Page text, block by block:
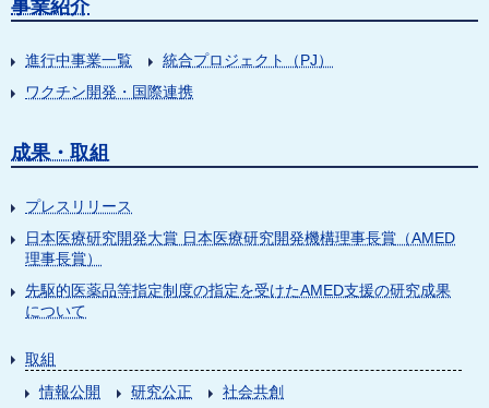
事業紹介
進行中事業一覧
統合プロジェクト（PJ）
ワクチン開発・国際連携
成果・取組
プレスリリース
日本医療研究開発大賞 日本医療研究開発機構理事長賞（AMED
理事長賞）
先駆的医薬品等指定制度の指定を受けたAMED支援の研究成果
について
取組
情報公開
研究公正
社会共創